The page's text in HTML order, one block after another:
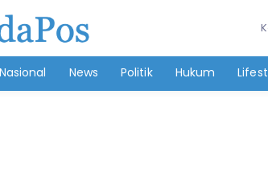
Nasional News Politik Hukum